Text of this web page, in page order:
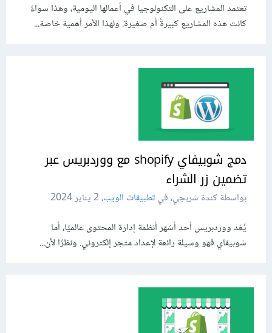
تعتمد المشاريع على التكنولوجيا في أعمالها اليومية، وهذا سواءً
كانت هذه المشاريع كبيرةً أم صغيرة. ولهذا الأمر أهمية خاصة...
دمج شوبيفاي shopify مع ووردبريس عبر
تضمين زر الشراء
بواسطة كندة شربجي، فيتطبيقات الويب،2 يناير 2024
يُعَد ووردبريس أحد أشهر أنظمة إدارة المحتوى عالميًا، أما
شوبيفاي فهو وسيلة رائعة لإعداد متجر إلكتروني. ونظرًا لأن...